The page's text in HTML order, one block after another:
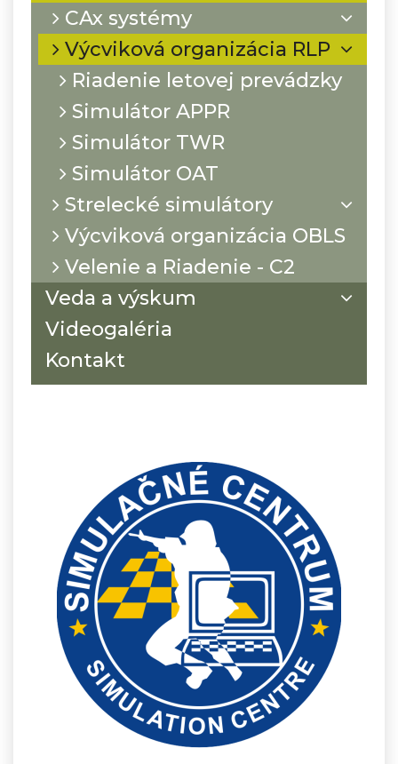
CAx systémy
Výcviková organizácia RLP
Riadenie letovej prevádzky
Simulátor APPR
Simulátor TWR
Simulátor OAT
Strelecké simulátory
Výcviková organizácia OBLS
Velenie a Riadenie - C2
Veda a výskum
Videogaléria
Kontakt